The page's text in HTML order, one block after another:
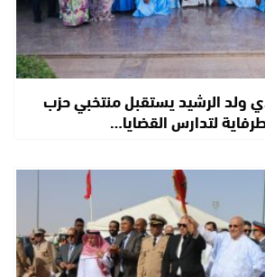
ولد الرشيد يستقبل منتخبي حزب
لتدارس القضايا…